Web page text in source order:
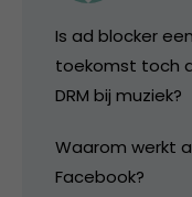
Is ad blocker
toekomst toch
DRM bij muziek?
Waarom werkt
Facebook?